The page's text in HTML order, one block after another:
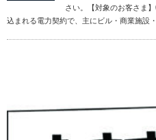
さい。【対象のお客さま
込まれる電力契約で、主にビル・商業施設